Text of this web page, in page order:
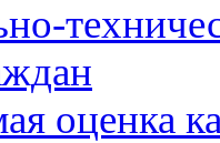
оценка